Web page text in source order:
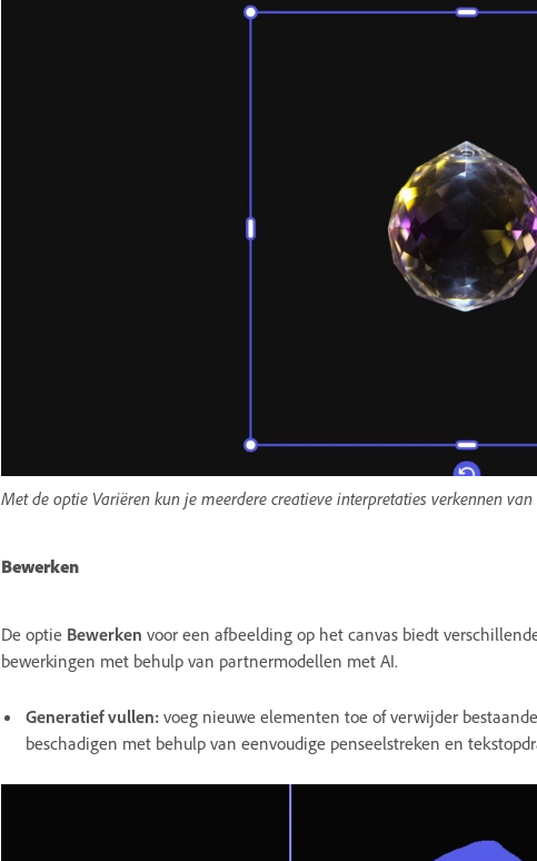
Met de optie Variëren kun je meerdere creatieve interpretaties verkennen
Bewerken
De optie Bewerken voor een afbeelding op het canvas biedt
bewerkingen met behulp van partnermodellen met AI.
Generatief vullen: voeg nieuwe elementen toe of verwijder
beschadigen met behulp van eenvoudige penseelstreken en